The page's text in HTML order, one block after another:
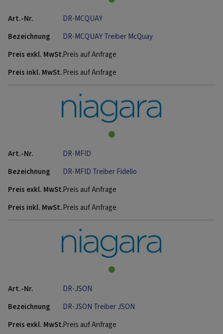
DR-MCQUAY
DR-MCQUAY Treiber McQuay
Preis auf Anfrage
Preis auf Anfrage
DR-MFID
DR-MFID Treiber Fidelio
Preis auf Anfrage
Preis auf Anfrage
DR-JSON
DR-JSON Treiber JSON
Preis auf Anfrage